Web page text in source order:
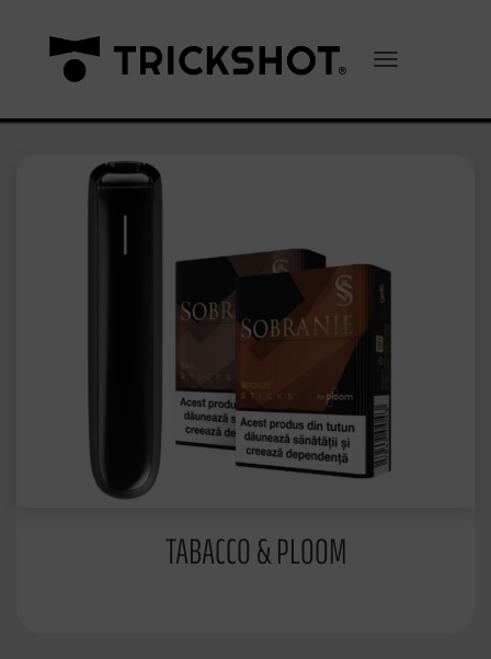
TABACCO & PLOOM